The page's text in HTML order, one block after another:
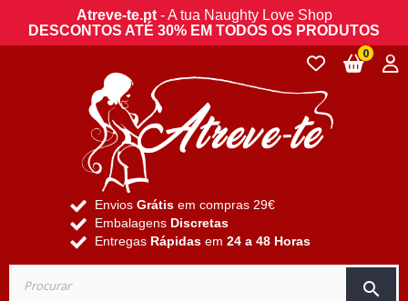
Atreve-te.pt- A tua Naughty Love Shop
DESCONTOS ATÉ 30% EM TODOS OS PRODUTOS
Envios Grátis em compras 29€
Embalagens Discretas
Entregas Rápidas em 24 a 48 Horas
search
0